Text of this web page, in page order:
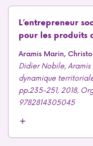
L’entrepreneur
pour les produits
Aramis Marin,
Didier Nobile,
dynamique
pp.235-251, 2018,
9782814305045